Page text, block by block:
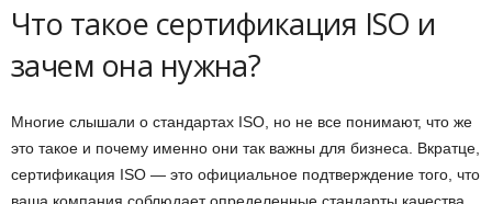
Что такое сертификация ISO и
зачем она нужна?
Многие слышали о стандартах ISO, но не все понимают, что же
это такое и почему именно они так важны для бизнеса. Вкратце,
сертификация ISO — это официальное подтверждение того, что